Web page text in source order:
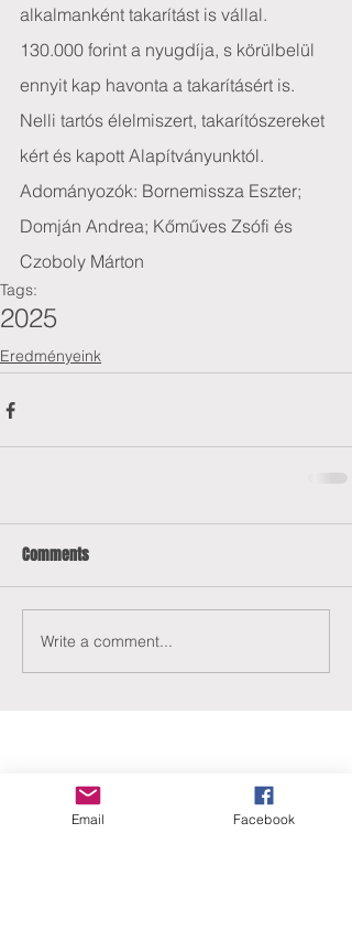
alkalmanként takarítást is vállal.
130.000 forint a nyugdíja, s körülbelül
ennyit kap havonta a takarításért is.
Nelli tartós élelmiszert, takarítószereket
kért és kapott Alapítványunktól.
Adományozók: Bornemissza Eszter;
Domján Andrea; Kőműves Zsófi és
Czoboly Márton
Tags:
2025
Eredményeink
Comments
Write a comment...
Email Facebook